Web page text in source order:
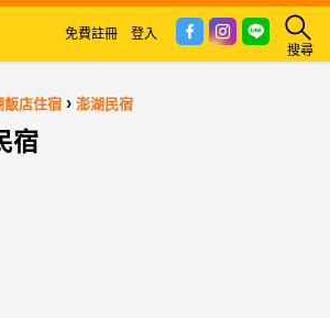
搜尋
免費註冊 登入
飯店住宿 ›澎湖民宿
宿